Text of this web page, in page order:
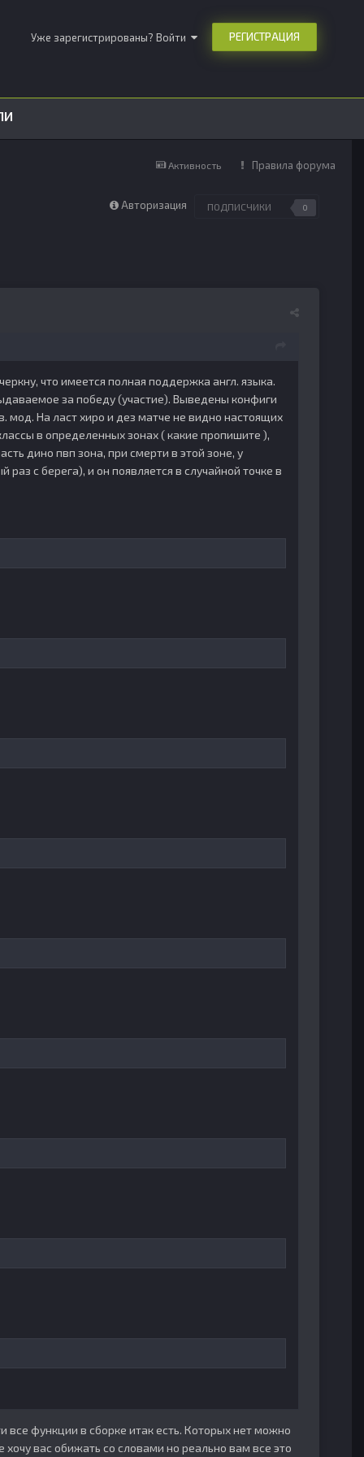
Уже зарегистрированы? Войти РЕГИСТРАЦИЯ
Активность Правила форума
Авторизация ПОДПИСЧИКИ 0
что имеется полная поддержка англ. языка.
за победу (участие). Выведены конфиги
На ласт хиро и дез матче не видно настоящих
в определенных зонах ( какие пропишите ),
дино пвп зона, при смерти в этой зоне, у
с берега), и он появляется в случайной точке в
все функции в сборке итак есть. Которых нет можно
хочу вас обижать со словами но реально вам все это